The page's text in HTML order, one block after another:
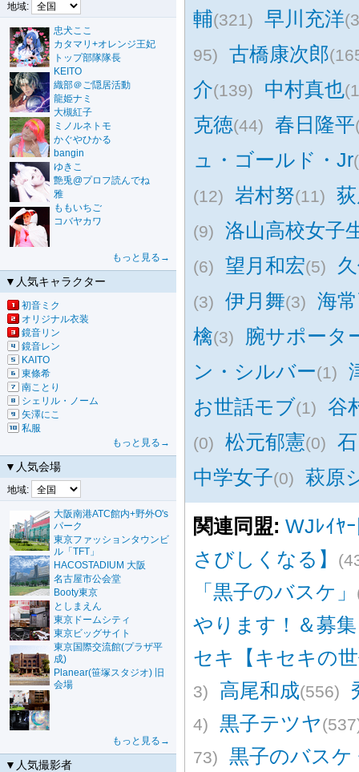
地域:
忠犬ここ
カタマリ+オレンジ王妃
トップ部隊隊長
KEITO
織部＠ご隠居活動
龍姫ナミ
大槻紅子
ミノルネトモ
かぐやひかる
bangin
ゆきこ
艶兎@プロフ読んでね
雅
ももいちご
コバヤカワ
もっと見る→
▼人気キャラクター
初音ミク
オリジナル衣装
鏡音リン
鏡音レン
KAITO
東條希
南ことり
シェリル・ノーム
矢澤にこ
私服
もっと見る→
▼人気会場
地域:
大阪南港ATC館内+野外O's
パーク
東京ファッションタウンビ
ル「TFT」
HACOSTADIUM 大阪
名古屋市公会堂
Booty東京
としまえん
東京ドームシティ
東京ビッグサイト
東京国際交流館(プラザ平
成)
Planear(笹塚スタジオ) 旧
会場
もっと見る→
▼人気撮影者
輔(321) 早川充洋
95)
古橋康次郎
介(139) 中村真也
克徳(44) 春日隆平
ュ・ゴールド・Jr
(12)
岩村努(11)
(9) 洛山高校女子
(6) 望月和宏(5)
(3) 伊月舞(3)
海
檎(3)
腕サポータ
ン・シルバー(1)
お世話モブ(1) 谷
(0) 松元郁憲(0)
中学女子(0) 萩原
関連同盟: WJﾚｲﾔ
さびしくなる】
「黒子のバスケ」
やります！＆募
セキ【キセキの
3) 高尾和成(556)
4) 黒子テツヤ
73)
黒子のバスケ